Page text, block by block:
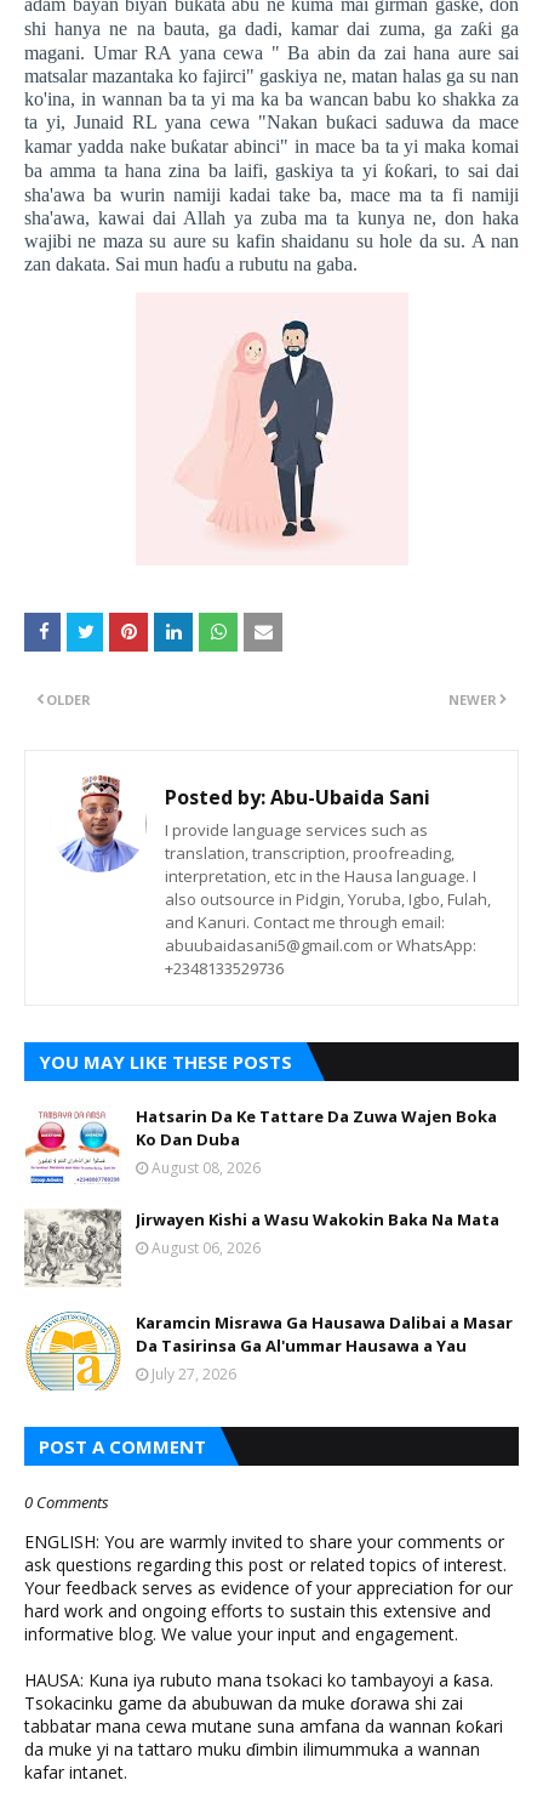
adam bayan biyan buƙata abu ne kuma mai girman gaske, don
shi hanya ne na bauta, ga dadi, kamar dai zuma, ga zaƙi ga
magani. Umar RA yana cewa " Ba abin da zai hana aure sai
matsalar mazantaka ko fajirci" gaskiya ne, matan halas ga su nan
ko'ina, in wannan ba ta yi ma ka ba wancan babu ko shakka za
ta yi, Junaid RL yana cewa "Nakan buƙaci saduwa da mace
kamar yadda nake buƙatar abinci" in mace ba ta yi maka komai
ba amma ta hana zina ba laifi, gaskiya ta yi ƙoƙari, to sai dai
sha'awa ba wurin namiji kadai take ba, mace ma ta fi namiji
sha'awa, kawai dai Allah ya zuba ma ta kunya ne, don haka
wajibi ne maza su aure su kafin shaidanu su hole da su. A nan
zan dakata. Sai mun haɗu a rubutu na gaba.
NEWER
OLDER
Posted by:Abu-Ubaida Sani
I provide language services such as
translation, transcription, proofreading,
interpretation, etc in the Hausa language. I
also outsource in Pidgin, Yoruba, Igbo, Fulah,
and Kanuri. Contact me through email:
abuubaidasani5@gmail.com or WhatsApp:
+2348133529736
YOU MAY LIKE THESE POSTS
Hatsarin Da Ke Tattare Da Zuwa Wajen Boka
Ko Dan Duba
August 08, 2026
Jirwayen Kishi a Wasu Wakokin Baka Na Mata
August 06, 2026
Karamcin Misrawa Ga Hausawa Dalibai a Masar
Da Tasirinsa Ga Al'ummar Hausawa a Yau
July 27, 2026
POST A COMMENT
0 Comments
ENGLISH: You are warmly invited to share your comments or
ask questions regarding this post or related topics of interest.
Your feedback serves as evidence of your appreciation for our
hard work and ongoing efforts to sustain this extensive and
informative blog. We value your input and engagement.
HAUSA: Kuna iya rubuto mana tsokaci ko tambayoyi a ƙasa.
Tsokacinku game da abubuwan da muke ɗorawa shi zai
tabbatar mana cewa mutane suna amfana da wannan ƙoƙari
da muke yi na tattaro muku ɗimbin ilimummuka a wannan
kafar intanet.